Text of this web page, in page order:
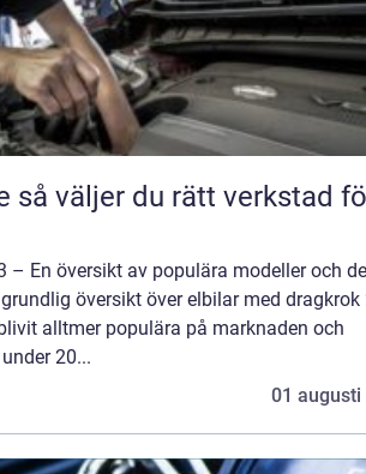
– En översikt av populära modeller och
översikt över elbilar med dragkrok
alltmer populära på marknaden och
20...
01 augusti